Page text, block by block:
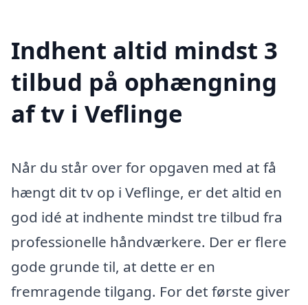
Indhent altid mindst 3
tilbud på ophængning
af tv i Veflinge
Når du står over for opgaven med at få
hængt dit tv op i Veflinge, er det altid en
god idé at indhente mindst tre tilbud fra
professionelle håndværkere. Der er flere
gode grunde til, at dette er en
fremragende tilgang. For det første giver